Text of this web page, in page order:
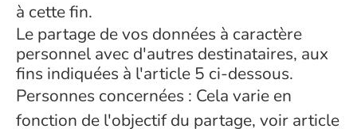
à cette fin.
Le partage de vos données à caractère
personnel avec d'autres destinataires, aux
fins indiquées à l'article 5 ci-dessous.
Personnes concernées : Cela varie en
fonction de l'objectif du partage, voir article